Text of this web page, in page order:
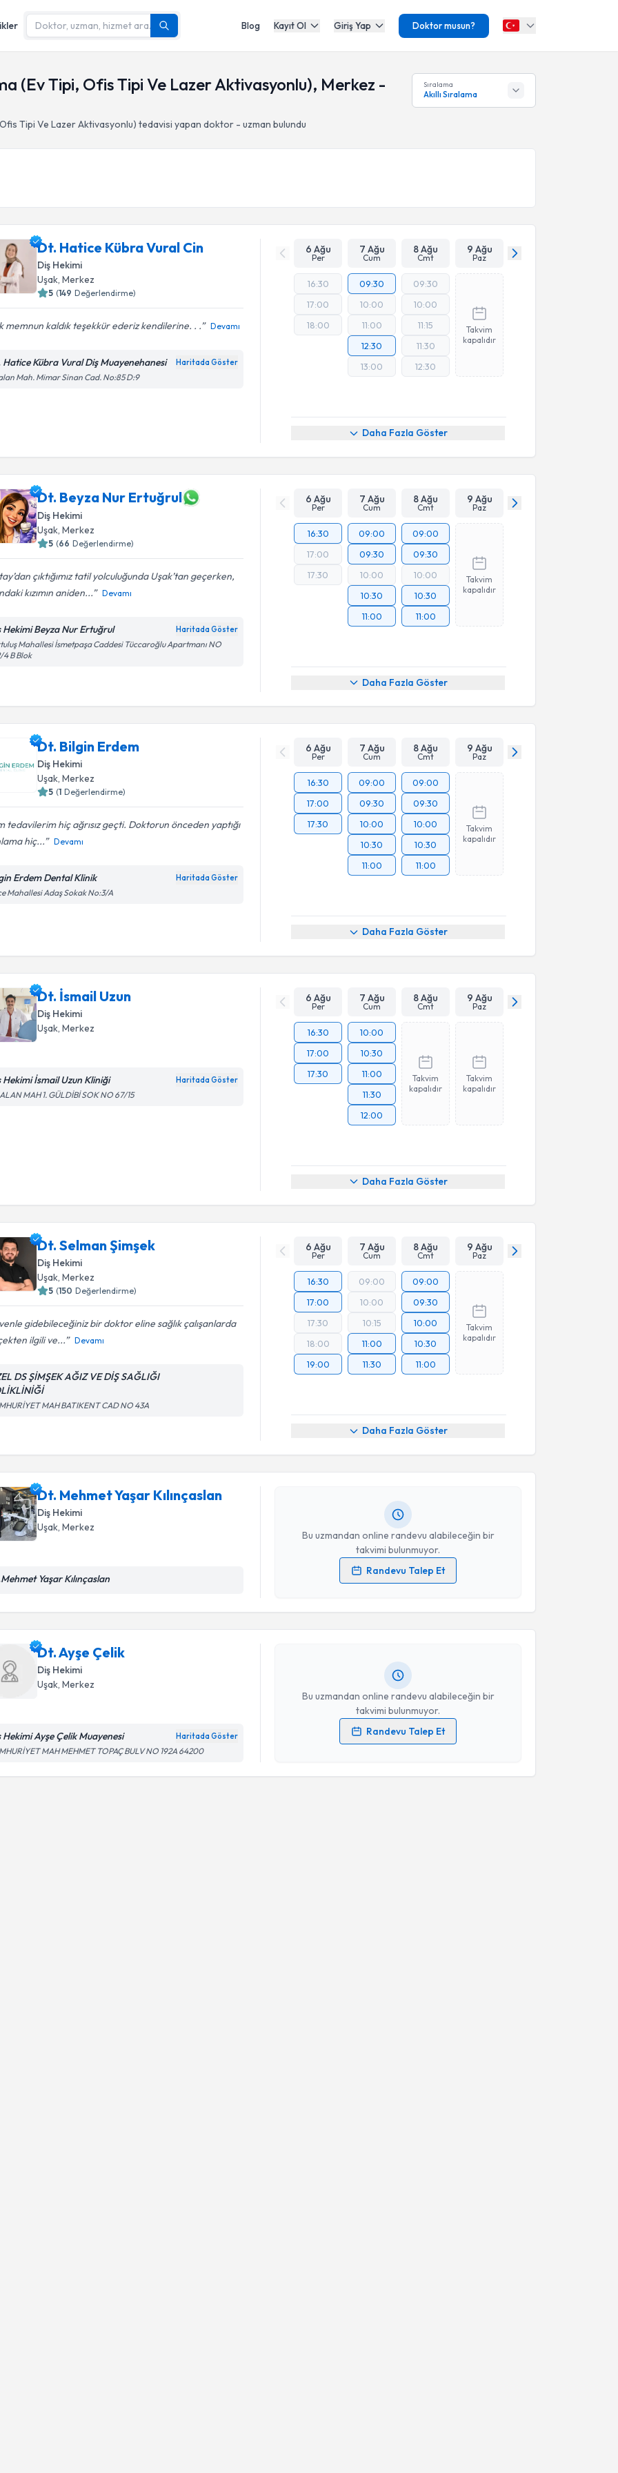
Blog Kayıt Ol Giriş Yap Doktor musun?
(Ev Tipi, Ofis Tipi Ve Lazer Aktivasyonlu), Merkez -
Tipi Ve Lazer Aktivasyonlu) tedavisi yapan doktor - uzman bulundu
Sıralama
Akıllı Sıralama
Dt. Hatice Kübra Vural Cin
Diş Hekimi
Uşak, Merkez
5 (149 Değerlendirme)
memnun kaldık teşekkür ederiz kendilerine. . . Devamı
Hatice Kübra Vural Diş Muayenehanesi Haritada Göster
Mah. Mimar Sinan Cad. No:85 D:9
6 Ağu
Per
7 Ağu
Cum
8 Ağu
Cmt
9 Ağu
Paz
16:30
17:00
18:00
09:30
10:00
11:00
12:30
13:00
09:30
10:00
11:15
11:30
12:30
Takvim
kapalıdır
Daha Fazla Göster
Dt. Beyza Nur Ertuğrul
Diş Hekimi
Uşak , Merkez
5 (66 Değerlendirme)
çıktığımız tatil yolculuğunda Uşak’tan geçerken,
kızımın aniden...
Devamı
Hekimi Beyza Nur Ertuğrul Haritada Göster
Mahallesi İsmetpaşa Caddesi Tüccaroğlu Apartmanı NO
4 B Blok
6 Ağu
Per
7 Ağu
Cum
8 Ağu
Cmt
9 Ağu
Paz
16:30
17:00
17:30
09:00
09:30
10:00
10:30
11:00
09:00
09:30
10:00
10:30
11:00
Takvim
kapalıdır
Daha Fazla Göster
Dt. Bilgin Erdem
Diş Hekimi
Uşak, Merkez
5 (1 Değerlendirme)
tedavilerim hiç ağrısız geçti. Doktorun önceden yaptığı
hiç...
Devamı
Erdem Dental Klinik Haritada Göster
Mahallesi Adaş Sokak No:3/A
6 Ağu
Per
7 Ağu
Cum
8 Ağu
Cmt
9 Ağu
Paz
16:30
17:00
17:30
09:00
09:30
10:00
10:30
11:00
09:00
09:30
10:00
10:30
11:00
Takvim
kapalıdır
Daha Fazla Göster
Dt. İsmail Uzun
Diş Hekimi
Uşak , Merkez
Hekimi İsmail Uzun Kliniği Haritada Göster
MAH 1. GÜLDİBİ SOK NO 67/15
6 Ağu
Per
7 Ağu
Cum
8 Ağu
Cmt
9 Ağu
Paz
16:30
17:00
17:30
10:00
10:30
11:00
11:30
12:00
Takvim
kapalıdır
Takvim
kapalıdır
Daha Fazla Göster
Dt. Selman Şimşek
Diş Hekimi
Uşak, Merkez
5 (150 Değerlendirme)
gidebileceğiniz bir doktor eline sağlık çalışanlarda
ilgili ve...
Devamı
DS ŞİMŞEK AĞIZ VE DİŞ SAĞLIĞI
MAH BATIKENT CAD NO 43A
6 Ağu
Per
7 Ağu
Cum
8 Ağu
Cmt
9 Ağu
Paz
16:30
17:00
17:30
18:00
19:00
09:00
10:00
10:15
11:00
11:30
09:00
09:30
10:00
10:30
11:00
Takvim
kapalıdır
Daha Fazla Göster
Dt. Mehmet Yaşar Kılınçaslan
Diş Hekimi
Uşak , Merkez
Yaşar Kılınçaslan
Bu uzmandan online randevu alabileceğin bir
takvimi bulunmuyor.
Randevu Talep Et
Randevu Takvimi Talebi
oluşturun. Size bu uzmandan randevu almanız için bir takvim
hazırlandığında e-posta ile bilgilendireceğiz.
Kişisel verilerimin işlenmesine ilişkinAydınlatma Metni
işlenmesini kabul ediyorum.
Dt. Ayşe Çelik
Diş Hekimi
Uşak , Merkez
Hekimi Ayşe Çelik Muayenesi Haritada Göster
MAH MEHMET TOPAÇ BULV NO 192A 64200
Bu uzmandan online randevu alabileceğin bir
takvimi bulunmuyor.
Randevu Talep Et
Randevu Takvimi Talebi
Kişisel verilerimin işlenmesine ilişkinAydınlatma Metni